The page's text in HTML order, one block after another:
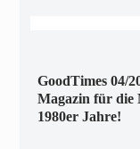
GoodTimes 04/
Magazin für die
1980er Jahre!